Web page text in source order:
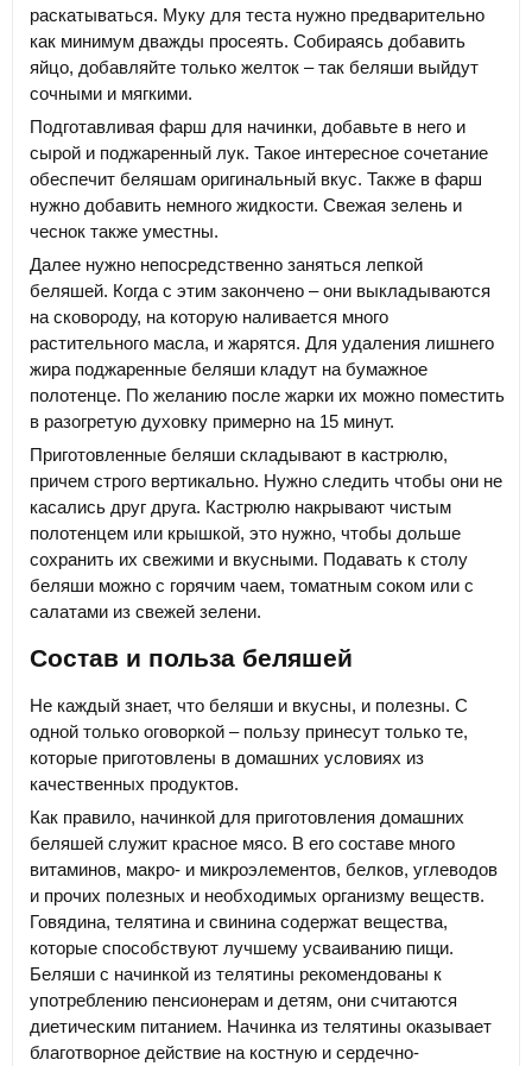
раскатываться. Муку для теста нужно предварительно
как минимум дважды просеять. Собираясь добавить
яйцо, добавляйте только желток – так беляши выйдут
сочными и мягкими.
Подготавливая фарш для начинки, добавьте в него и
сырой и поджаренный лук. Такое интересное сочетание
обеспечит беляшам оригинальный вкус. Также в фарш
нужно добавить немного жидкости. Свежая зелень и
чеснок также уместны.
Далее нужно непосредственно заняться лепкой
беляшей. Когда с этим закончено – они выкладываются
на сковороду, на которую наливается много
растительного масла, и жарятся. Для удаления лишнего
жира поджаренные беляши кладут на бумажное
полотенце. По желанию после жарки их можно поместить
в разогретую духовку примерно на 15 минут.
Приготовленные беляши складывают в кастрюлю,
причем строго вертикально. Нужно следить чтобы они не
касались друг друга. Кастрюлю накрывают чистым
полотенцем или крышкой, это нужно, чтобы дольше
сохранить их свежими и вкусными. Подавать к столу
беляши можно с горячим чаем, томатным соком или с
салатами из свежей зелени.
Состав и польза беляшей
Не каждый знает, что беляши и вкусны, и полезны. С
одной только оговоркой – пользу принесут только те,
которые приготовлены в домашних условиях из
качественных продуктов.
Как правило, начинкой для приготовления домашних
беляшей служит красное мясо. В его составе много
витаминов, макро- и микроэлементов, белков, углеводов
и прочих полезных и необходимых организму веществ.
Говядина, телятина и свинина содержат вещества,
которые способствуют лучшему усваиванию пищи.
Беляши с начинкой из телятины рекомендованы к
употреблению пенсионерам и детям, они считаются
диетическим питанием. Начинка из телятины оказывает
благотворное действие на костную и сердечно-